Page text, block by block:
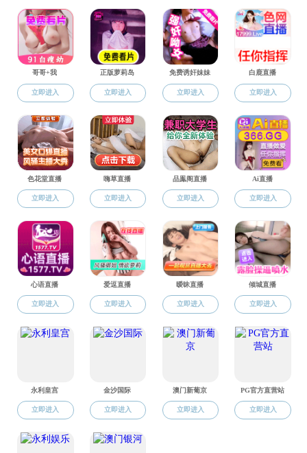
师生风采
教学工作
学科科研
学生工作
制度文件
近日，2022
10项，其中杰青
我校唯一一位获
韩国色情高
练、专家论证、